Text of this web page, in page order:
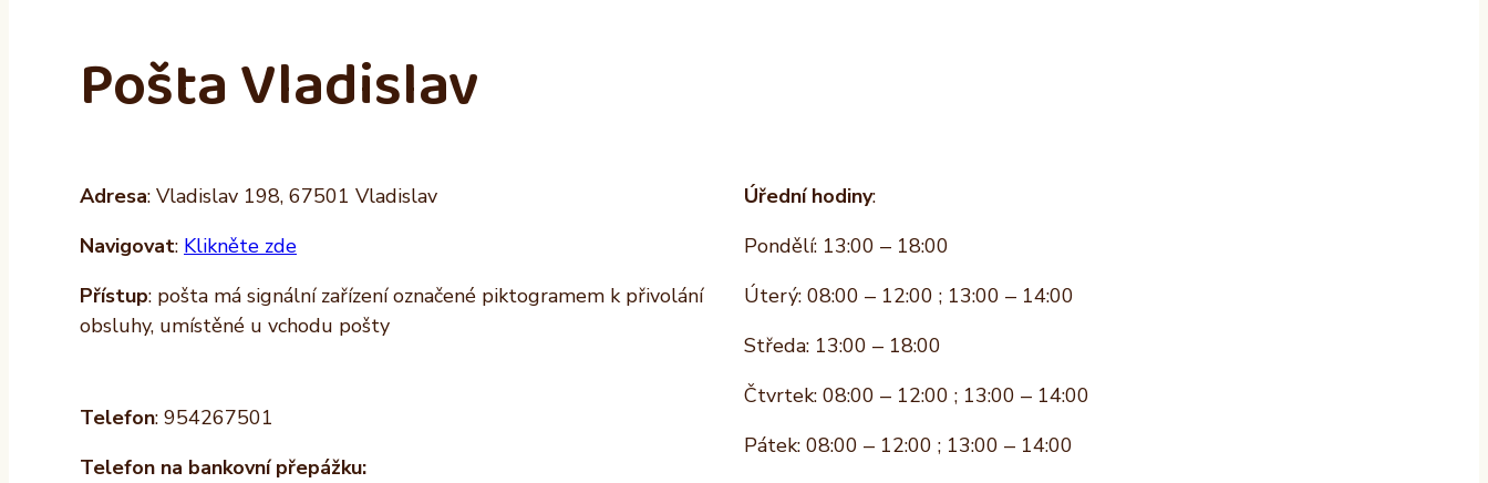
Pošta Vladislav
Adresa: Vladislav 198, 67501 Vladislav
Navigovat: Klikněte zde
Přístup: pošta má signální zařízení označené piktogramem k přivolání
obsluhy, umístěné u vchodu pošty
Telefon: 954267501
Telefon na bankovní přepážku:
Úřední hodiny:
Pondělí: 13:00 – 18:00
Úterý: 08:00 – 12:00 ; 13:00 – 14:00
Středa: 13:00 – 18:00
Čtvrtek: 08:00 – 12:00 ; 13:00 – 14:00
Pátek: 08:00 – 12:00 ; 13:00 – 14:00